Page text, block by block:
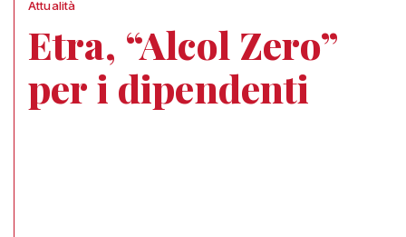
Attualità
Etra, “Alcol Zero”
per i dipendenti